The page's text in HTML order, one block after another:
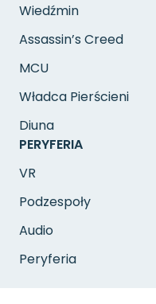
Wiedźmin
Assassin’s Creed
MCU
Władca Pierścieni
Diuna
PERYFERIA
VR
Podzespoły
Audio
Peryferia